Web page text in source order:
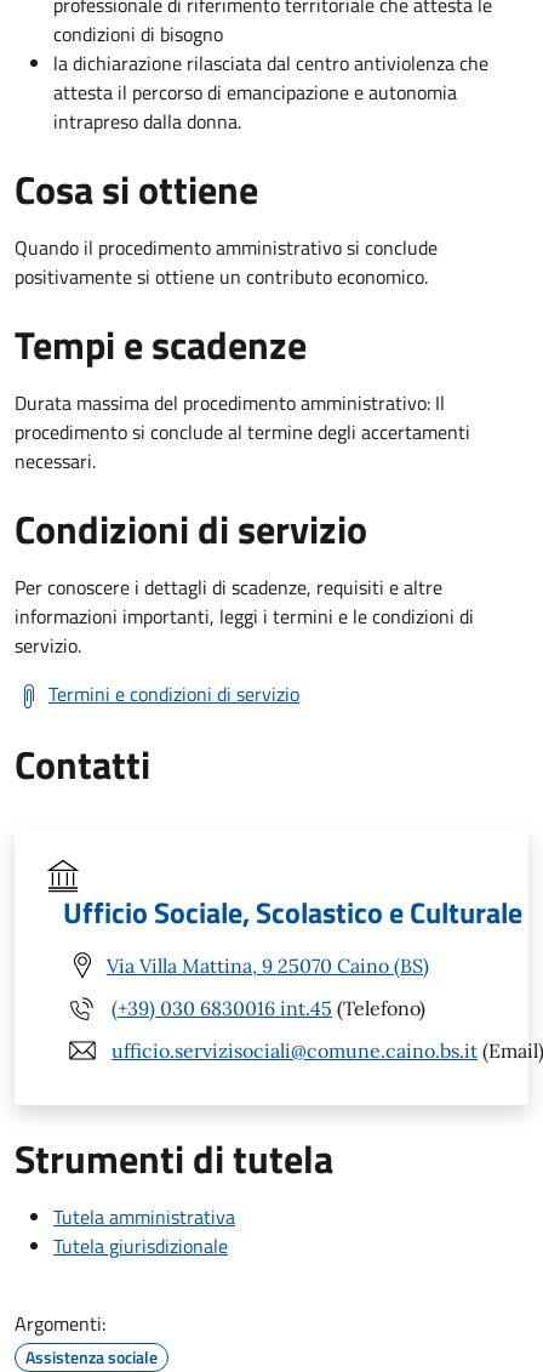
condizioni di bisogno
la dichiarazione rilasciata dal centro antiviolenza che
attesta il percorso di emancipazione e autonomia
intrapreso dalla donna.
Cosa si ottiene
Quando il procedimento amministrativo si conclude
positivamente si ottiene un contributo economico.
Tempi e scadenze
Durata massima del procedimento amministrativo: Il
procedimento si conclude al termine degli accertamenti
necessari.
Condizioni di servizio
Per conoscere i dettagli di scadenze, requisiti e altre
informazioni importanti, leggi i termini e le condizioni di
servizio.
Termini e condizioni di servizio
Contatti
Ufficio Sociale, Scolastico e Culturale
Via Villa Mattina, 9 25070 Caino (BS)
(+39) 030 6830016 int.45 (Telefono)
ufficio.servizisociali@comune.caino.bs.it (Email)
Strumenti di tutela
Tutela amministrativa
Tutela giurisdizionale
Argomenti:
Assistenza sociale